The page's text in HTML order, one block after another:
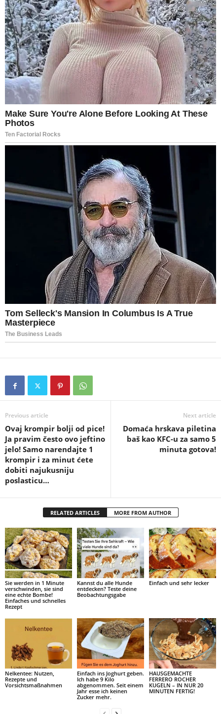
Previous article
Ovaj krompir bolji od pice!
Ja pravim često ovo jeftino
jelo! Samo narendajte 1
krompir i za minut ćete
dobiti najukusniju
poslasticu…
Next article
Domaća hrskava piletina
baš kao KFC-u za samo 5
minuta gotova!
RELATED ARTICLES MORE FROM AUTHOR
Sie werden in 1 Minute
verschwinden, sie sind
eine echte Bombe!
Einfaches und schnelles
Rezept
Kannst du alle Hunde
entdecken? Teste deine
Beobachtungsgabe
Einfach und sehr lecker
Nelkentee: Nutzen,
Rezepte und
Vorsichtsmaßnahmen
Einfach ins Joghurt geben.
Ich habe 9 Kilo
abgenommen. Seit einem
Jahr esse ich keinen
Zucker mehr.
HAUSGEMACHTE
FERRERO ROCHER
KUGELN – IN NUR 20
MINUTEN FERTIG!